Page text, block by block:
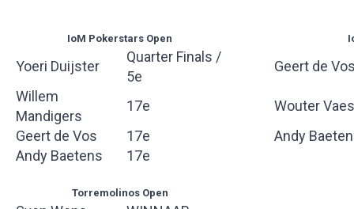
IoM Pokerstars Open
Yoeri Duijster
Quarter Finals /
5e
Geert de
Willem
Mandigers
17e
Wouter Vaes
Geert de Vos
17e
Andy
Andy Baetens
17e
Torremolinos Open